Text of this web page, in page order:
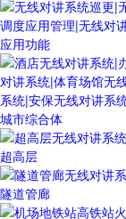
应用功能
城市综合体
超高层
隧道管廊